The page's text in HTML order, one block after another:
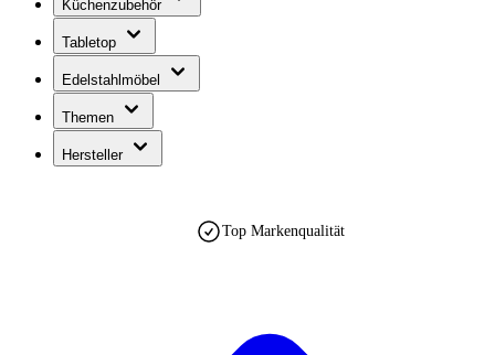
Küchenzubehör
Tabletop
Edelstahlmöbel
Themen
Hersteller
Top Markenqualität